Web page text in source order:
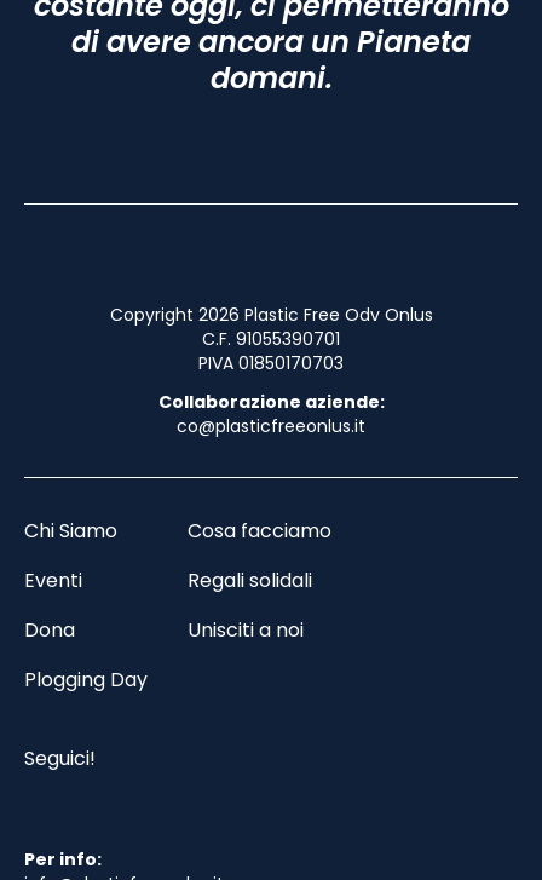
di avere ancora un Pianeta
domani.
Copyright 2026 Plastic Free Odv Onlus
C.F. 91055390701
PIVA 01850170703
Collaborazione aziende:
co@plasticfreeonlus.it
Chi Siamo
Cosa facciamo
Eventi
Regali solidali
Dona
Unisciti a noi
Plogging Day
Seguici!
Per info: